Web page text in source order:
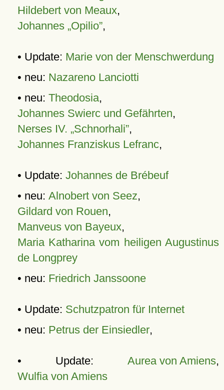
Hildebert von Meaux,
Johannes „Opilio”,
• Update: Marie von der Menschwerdung
• neu: Nazareno Lanciotti
• neu: Theodosia,
Johannes Swierc und Gefährten,
Nerses IV. „Schnorhali”,
Johannes Franziskus Lefranc,
• Update: Johannes de Brébeuf
• neu: Alnobert von Seez,
Gildard von Rouen,
Manveus von Bayeux,
Maria Katharina vom heiligen Augustinus
de Longprey
• neu: Friedrich Janssoone
• Update: Schutzpatron für Internet
• neu: Petrus der Einsiedler,
• Update: Aurea von Amiens,
Wulfia von Amiens